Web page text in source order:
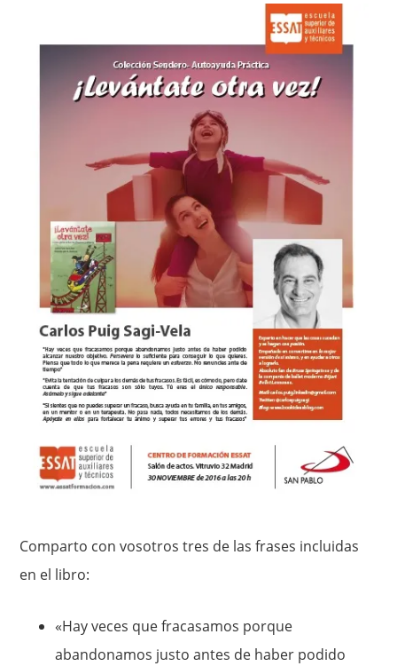
Comparto con vosotros tres de las frases incluidas
en el libro:
«Hay veces que fracasamos porque
abandonamos justo antes de haber podido